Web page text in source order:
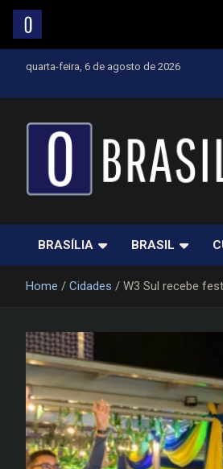
quarta-feira, 6 de agosto de 2026
BRASÍLIA BRASIL
Home Cidades W3 Sul recebe